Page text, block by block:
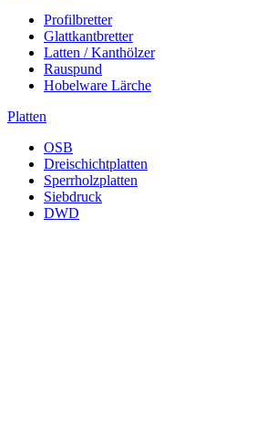
Profilbretter
Glattkantbretter
Latten / Kanthölzer
Rauspund
Hobelware Lärche
Platten
OSB
Dreischichtplatten
Sperrholzplatten
Siebdruck
DWD